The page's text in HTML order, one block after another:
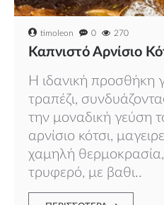
timoleon 0 270
Καπνιστό Αρνίσιο
Η ιδανική προσθήκη
τραπέζι,
την μοναδική γεύση
αρνίσιο κότσι,
χαμηλή θερμοκρασία,
τρυφερό, με βαθι..